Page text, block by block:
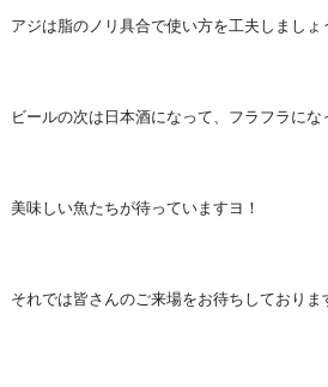
アジは脂のノリ具合で使い方を工夫しましょ
ビールの次は日本酒になって、フラフラにな
美味しい魚たちが待っていますヨ！
それでは皆さんのご来場をお待ちしておりま